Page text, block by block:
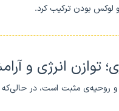
لوکس بودن ترکیب کرد.
توازن انرژی و
و روحیه‌ی مثبت است، در